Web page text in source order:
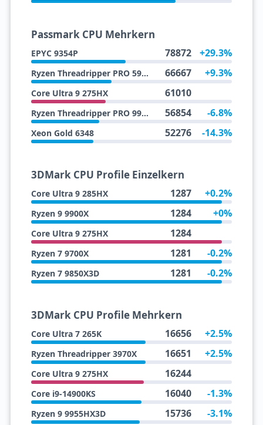
Passmark CPU Mehrkern
EPYC 9354P 78872 +29.3%
Ryzen Threadripper PRO 5965WX 66667 +9.3%
Core Ultra 9 275HX 61010
Ryzen Threadripper PRO 9945WX 56854 -6.8%
Xeon Gold 6348 52276 -14.3%
3DMark CPU Profile Einzelkern
Core Ultra 9 285HX 1287 +0.2%
Ryzen 9 9900X 1284 +0%
Core Ultra 9 275HX 1284
Ryzen 7 9700X 1281 -0.2%
Ryzen 7 9850X3D 1281 -0.2%
3DMark CPU Profile Mehrkern
Core Ultra 7 265K 16656 +2.5%
Ryzen Threadripper 3970X 16651 +2.5%
Core Ultra 9 275HX 16244
Core i9-14900KS 16040 -1.3%
Ryzen 9 9955HX3D 15736 -3.1%